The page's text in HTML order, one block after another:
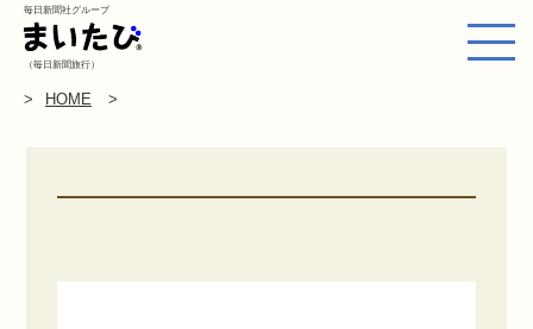
毎日新聞社グループ
（毎日新聞旅行）
HOME